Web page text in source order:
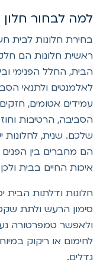
לבחור חלון
חלונות לבית
חלונות הם חלק
החלל הפנימי
ולתנאי
אטומים, חזקים
הרטיבות
שנית, לחלונות יש
מחברים בין הפנים
החיים בבית ולכן
ודלתות הבית
הרעש ולתת שקט
טמפרטורה
או ריקוק